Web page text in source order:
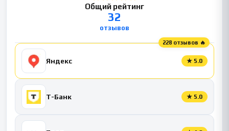
Общий рейтинг
32
отзывов
228 отзывов 🔥
Яндекс ★ 5.0
Т-Банк ★ 5.0